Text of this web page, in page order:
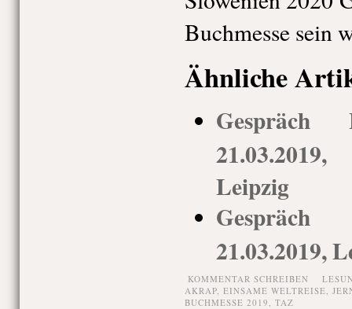
Buchmesse sein
Ähnliche
Leipzig
21.03.2019,
KOMMENTAR SCHREIBEN
AKRAP, EINSAME WELTREISE,
BUCHMESSE 2019, TAZ